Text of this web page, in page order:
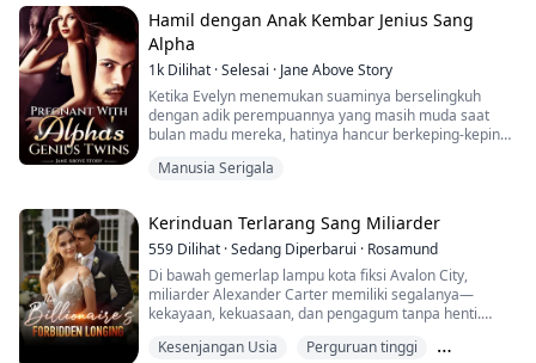
"Orgasme untukku, Sara," dia menggeram, jarinya
menekan lebih ke...
Hamil dengan Anak Kembar Jenius Sang
Alpha
1k Dilihat ·Selesai · Jane Above Story
Ketika Evelyn menemukan suaminya berselingkuh
dengan adik perempuannya yang masih muda saat
bulan madu mereka, hatinya hancur berkeping-keping.
seorang pria asing yang tampan. Enam tahun
langsung untuk mencari ayah mereka di acara
terkenal, Quiz Nati...
Manusia Serigala
Kerinduan Terlarang Sang Miliarder
559 Dilihat ·Sedang Diperbarui · Rosamund
Di bawah gemerlap lampu kota fiksi Avalon City,
miliarder Alexander Carter memiliki segalanya—
kekayaan, kekuasaan, dan pengagum tanpa henti.
plot jahat, hanya untuk diselamatkan oleh seorang
Kesenjangan Usia
Perguruan tinggi